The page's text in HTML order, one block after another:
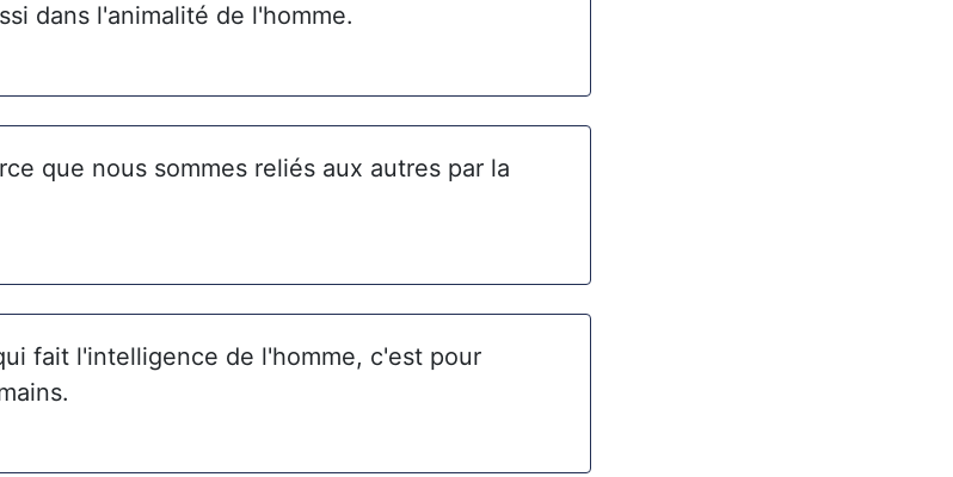
dans l'animalité de l'homme.
que nous sommes reliés aux autres par la
fait l'intelligence de l'homme, c'est pour